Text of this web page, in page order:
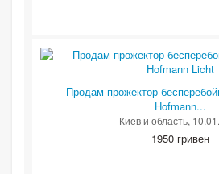
Продам прожектор
Hofmann...
Киев и область,
1950 гривен